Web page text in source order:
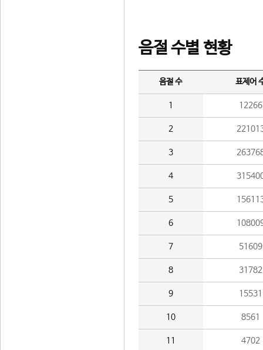
음절 수별 현황
음절 수 표제어
1 12266
2
3
4
5
6
7 51609
8 31782
9 15531
10 8561
11 4702